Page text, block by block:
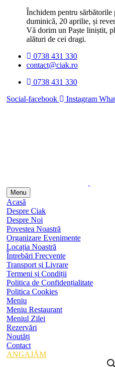
Închidem pentru sărbătorile
duminică, 20 aprilie, și
Vă dorim un Paște liniștit,
alături de cei dragi.
0738 431 330
contact@ciak.ro
0738 431 330
Social-facebook
Instagram
Menu
Acasă
Despre Ciak
Despre Noi
Povestea Noastră
Organizare Evenimente
Locația Noastră
Întrebări Frecvente
Transport și Livrare
Termeni și Condiții
Politica de Confidențialitate
Politica Cookies
Meniu
Meniu Restaurant
Meniul Zilei
Rezervări
Noutăți
Contact
ANGAJĂM